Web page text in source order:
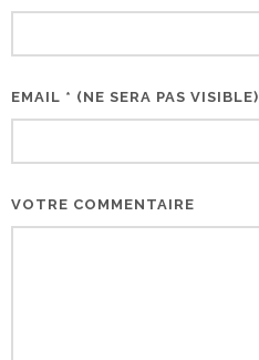
EMAIL * (NE SERA PAS VISIBLE)
VOTRE COMMENTAIRE